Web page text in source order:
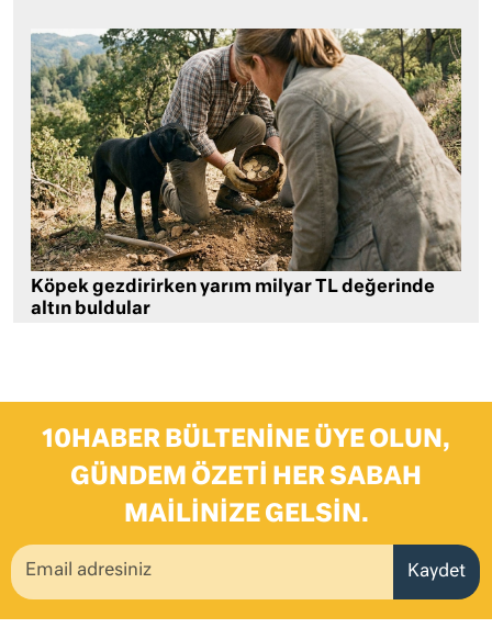
Köpek gezdirirken yarım milyar TL değerinde
altın buldular
10HABER BÜLTENINE ÜYE OLUN,
GÜNDEM ÖZETI HER SABAH
MAILINIZE GELSIN.
Kaydet